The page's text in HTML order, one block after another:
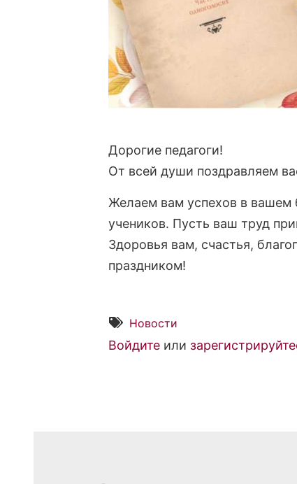
Дорогие педагоги!
От всей души поздравляем
Желаем вам успехов в
учеников. Пусть ваш труд
Здоровья вам, счастья,
праздником!
Новости
Войдитеили